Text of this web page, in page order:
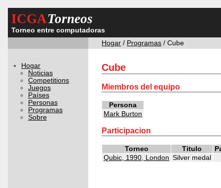
ICGATorneos
Torneo entre computadoras
Hogar / Programas / Cube
Hogar
Noticias
Competitions
Juegos
Países
Personas
Programas
Sobre
Cube
Miembros del equipo
Persona
Mark Burton
Participacion
Torneo Titulo
Qubic, 1990, London Silver medal